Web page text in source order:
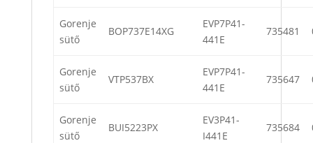
Gorenje
sütő
BOP737E14XG
EVP7P41-
441E
735481
Gorenje
sütő
VTP537BX
EVP7P41-
441E
735647
Gorenje
sütő
BUI5223PX
EV3P41-
I441E
735684